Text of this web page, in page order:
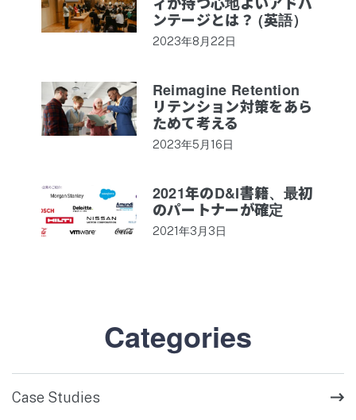
ンテージとは？ (英語）
2023年8月22日
Reimagine Retention
リテンション対策をあら
ためて考える
2023年5月16日
2021年のD&I書籍、最初
のパートナーが確定
2021年3月3日
Categories
Case Studies